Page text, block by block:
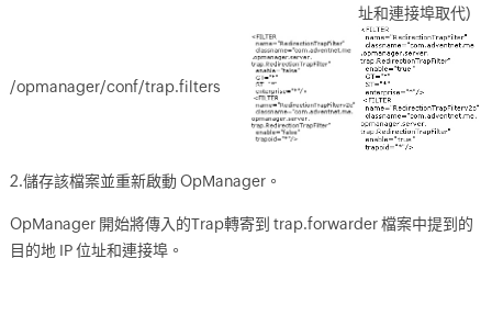
址和連接埠取代)
/opmanager/conf/trap.filters
2.儲存該檔案並重新啟動 OpManager。
OpManager 開始將傳入的Trap轉寄到 trap.forwarder 檔案中提到的
目的地 IP 位址和連接埠。